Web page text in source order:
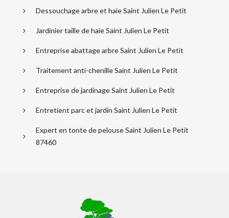
Dessouchage arbre et haie Saint Julien Le Petit
Jardinier taille de haie Saint Julien Le Petit
Entreprise abattage arbre Saint Julien Le Petit
Traitement anti-chenille Saint Julien Le Petit
Entreprise de jardinage Saint Julien Le Petit
Entretient parc et jardin Saint Julien Le Petit
Expert en tonte de pelouse Saint Julien Le Petit
87460